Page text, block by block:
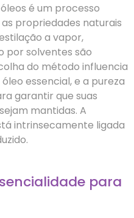
é um processo
propriedades naturais
a vapor,
por solventes são
do método influencia
essencial, e a pureza
garantir que suas
mantidas. A
intrinsecamente ligada
para